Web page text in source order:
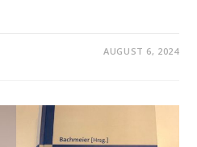
AUGUST 6, 2024